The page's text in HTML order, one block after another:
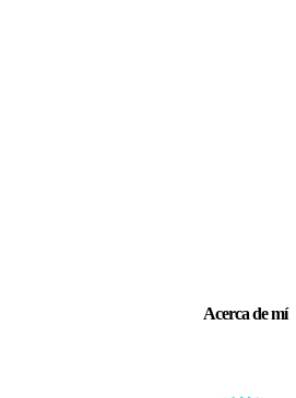
Acerca de mí